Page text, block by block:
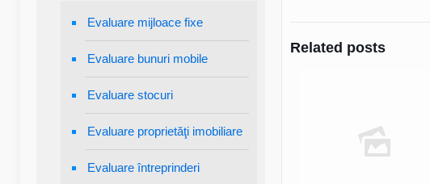
Related posts
Evaluare mijloace fixe
Evaluare bunuri mobile
Evaluare stocuri
Evaluare proprietăţi imobiliare
Evaluare întreprinderi